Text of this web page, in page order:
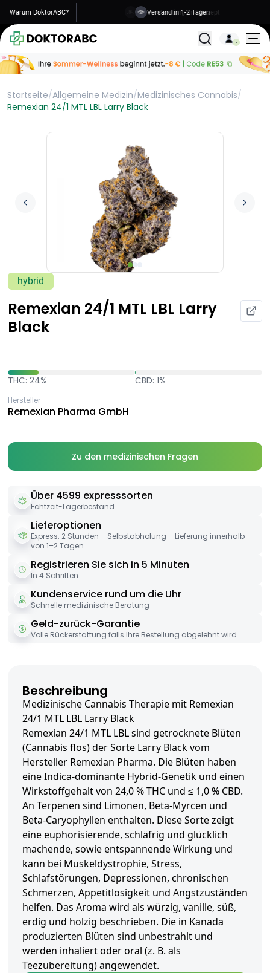
Warum DoktorABC? Versand in 1-2 Tagen
Alle
Startseite/Allgemeine Medizin/Medizinisches Cannabis/
Remexian 24/1 MTL LBL Larry Black
hybrid
Remexian 24/1 MTL LBL Larry
Black
THC: 24% CBD: 1%
Hersteller
Remexian Pharma GmbH
Zu den medizinischen Fragen
Über 4599 expresssorten
Echtzeit-Lagerbestand
Lieferoptionen
Express: 2 Stunden – Selbstabholung – Lieferung innerhalb
von 1–2 Tagen
Registrieren Sie sich in 5 Minuten
In 4 Schritten
Kundenservice rund um die Uhr
Schnelle medizinische Beratung
Geld-zurück-Garantie
Volle Rückerstattung falls Ihre Bestellung abgelehnt wird
Beschreibung
Medizinische Cannabis Therapie mit Remexian
24/1 MTL LBL Larry Black
Remexian 24/1 MTL LBL sind getrocknete Blüten
(Cannabis flos) der Sorte Larry Black vom
Hersteller Remexian Pharma. Die Blüten haben
eine Indica-dominante Hybrid-Genetik und einen
Wirkstoffgehalt von 24,0 % THC und ≤ 1,0 % CBD.
An Terpenen sind Limonen, Beta-Myrcen und
Beta-Caryophyllen enthalten. Diese Sorte zeigt
eine euphorisierende, schläfrig und glücklich
machende, sowie entspannende Wirkung und
kann bei Muskeldystrophie, Stress,
Schlafstörungen, Depressionen, chronischen
Schmerzen, Appetitlosigkeit und Angstzuständen
helfen. Das Aroma wird als würzig, vanille, süß,
erdig und holzig beschrieben. Die in Kanada
produzierten Blüten sind unbestrahlt und
werden inhaliert oder oral (z. B. als
Teezubereitung) angewendet.